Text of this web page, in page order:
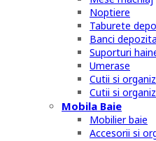
Noptiere
Taburete
Banci
Suporturi
Umerase
Cutii si
Cutii si
Mobila Baie
Mobilier baie
Accesorii si